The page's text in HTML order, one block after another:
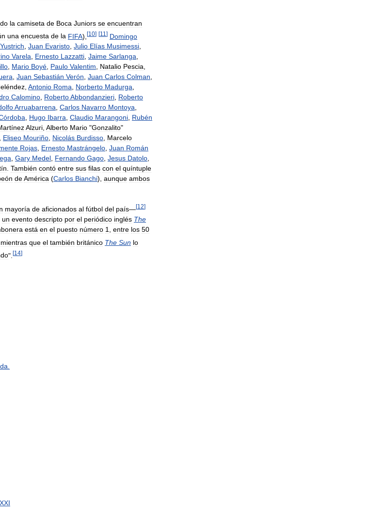
la camiseta de Boca Juniors se encuentran
una encuesta de la FIFA), [10] [11 ] Domingo
Yustrich, Juan Evaristo, Julio Elías Musimessi,
Varela, Ernesto Lazzatti, Jaime Sarlanga,
, Mario Boyé, Paulo Valentim, Natalio Pescia,
, Juan Sebastián Verón, Juan Carlos Colman,
, Antonio Roma, Norberto Madurga,
Calomino, RobertoAbbondanzieri, Roberto
Arruabarrena, Carlos Navarro Montoya,
, Hugo Ibarra, Claudio Marangoni, Rubén
Alzuri, Alberto Mario "Gonzalito"
, Eliseo Mouriño, Nicolás Burdisso, Marcelo
Rojas, Ernesto Mastrángelo, Juan Román
, Gary Medel, Fernando Gago, Jesus Datolo,
. También contó entre sus filas con el quíntuple
deAmérica (Carlos Bianchi), aunque ambos
mayoría de aficionados al fútbol del país—[12]
un evento descripto por el periódico inglés The
está en el puesto número 1 entre los 50
mientras que el también británico The Sun lo
". [14]
.
XXI